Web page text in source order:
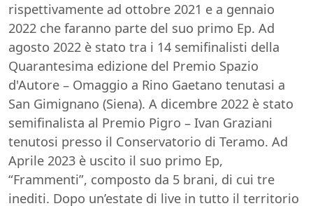
rispettivamente ad ottobre 2021 e a gennaio
2022 che faranno parte del suo primo Ep. Ad
agosto 2022 è stato tra i 14 semifinalisti della
Quarantesima edizione del Premio Spazio
d'Autore – Omaggio a Rino Gaetano tenutasi a
San Gimignano (Siena). A dicembre 2022 è stato
semifinalista al Premio Pigro – Ivan Graziani
tenutosi presso il Conservatorio di Teramo. Ad
Aprile 2023 è uscito il suo primo Ep,
“Frammenti”, composto da 5 brani, di cui tre
inediti. Dopo un’estate di live in tutto il territorio